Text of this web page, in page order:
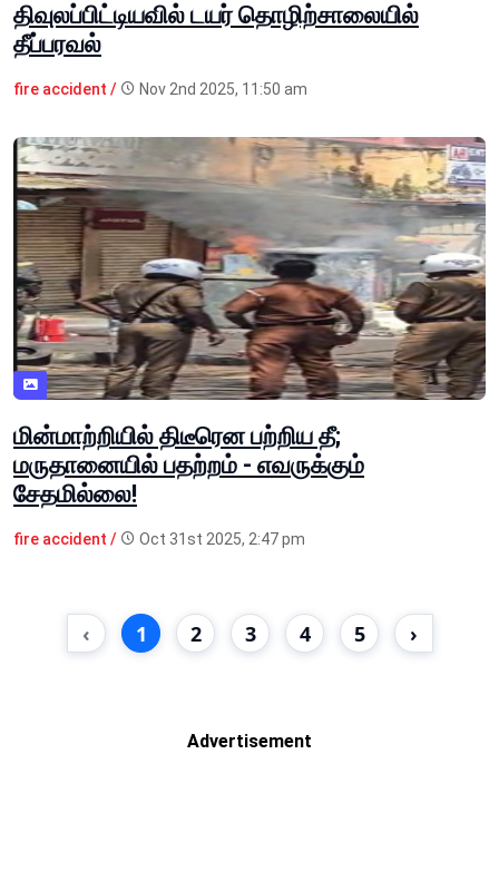
திவுலப்பிட்டியவில் டயர் தொழிற்சாலையில்
தீப்பரவல்
fire accident / Nov 2nd 2025, 11:50 am
மின்மாற்றியில் திடீரென பற்றிய தீ;
மருதானையில் பதற்றம் - எவருக்கும்
சேதமில்லை!
fire accident / Oct 31st 2025, 2:47 pm
‹ 1 2 3 4 5 ›
Advertisement